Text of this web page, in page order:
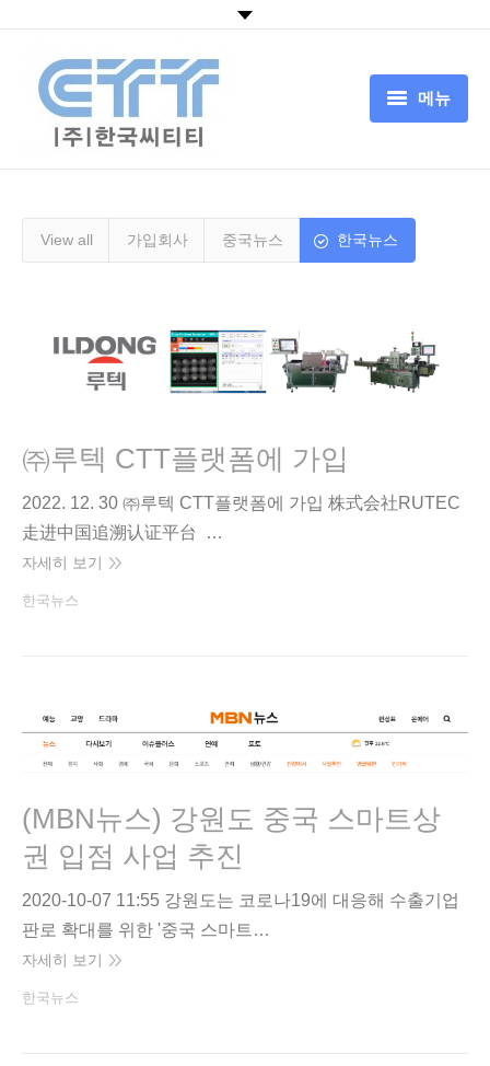
메뉴
뉴스
中国追溯认证平台
View all 가입회사 중국뉴스 한국뉴스
㈜루텍 CTT플랫폼에 가입
2022. 12. 30 ㈜루텍 CTT플랫폼에 가입 株式会社RUTEC
走进中国追溯认证平台 …
자세히 보기
한국뉴스
(MBN뉴스) 강원도 중국 스마트상
권 입점 사업 추진
2020-10-07 11:55 강원도는 코로나19에 대응해 수출기업
판로 확대를 위한 '중국 스마트…
자세히 보기
한국뉴스